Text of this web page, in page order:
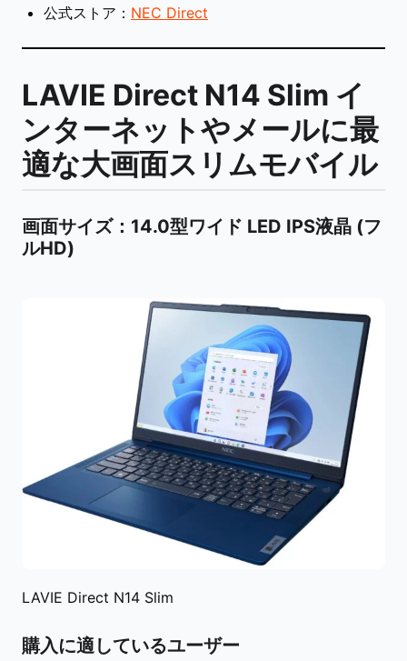
公式ストア： NEC Direct
LAVIE Direct N14 Slim イ
ンターネットやメールに最
適な大画面スリムモバイル
画面サイズ：14.0型ワイド LED IPS液晶 (フ
ルHD)
LAVIE Direct N14 Slim
購入に適しているユーザー